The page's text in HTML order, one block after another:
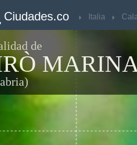
Ciudades.co Italia
de
Ciudades.co Italia